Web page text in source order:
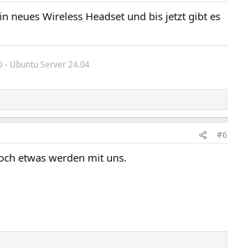
neues Wireless Headset und bis jetzt gibt es
- Ubuntu Server 24.04
#6
etwas werden mit uns.